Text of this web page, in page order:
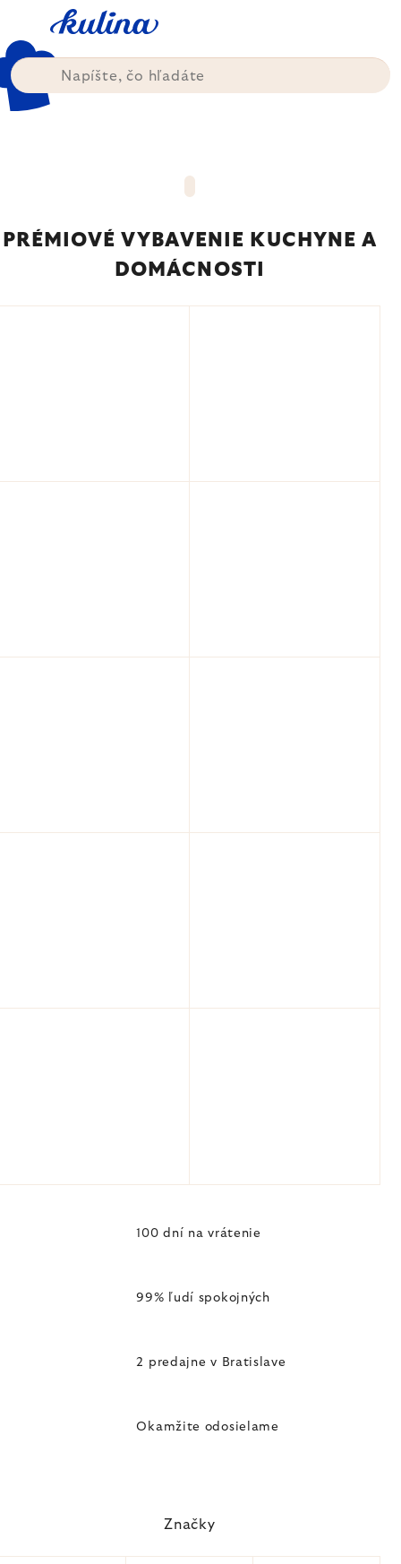
obsah
PRÉMIOVÉ VYBAVENIE KUCHYNE A
DOMÁCNOSTI
100 dní na vrátenie
99% ľudí spokojných
2 predajne v Bratislave
Okamžite odosielame
Značky